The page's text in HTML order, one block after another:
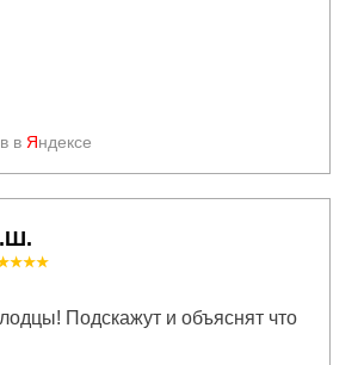
в Яндексе
Подскажут и объяснят что